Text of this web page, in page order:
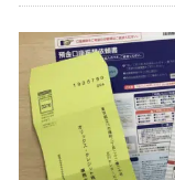
枠で翌日に借りら
を丁寧に解説します